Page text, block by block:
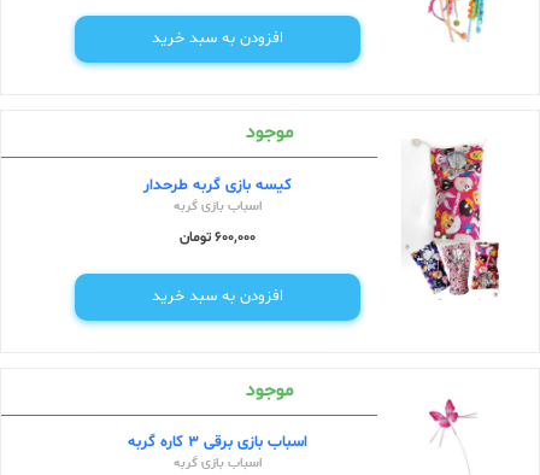
افزودن به سبد خرید
موجود
کیسه بازی گربه طرحدار
اسباب بازی گربه
600,000 تومان
افزودن به سبد خرید
موجود
اسباب بازی برقی 3 کاره گربه
اسباب بازی گربه